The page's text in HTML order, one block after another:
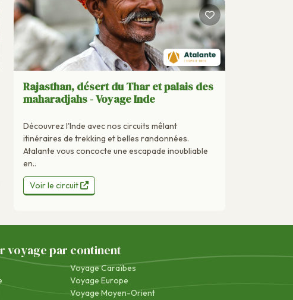
Rajasthan, désert du Thar et palais des
maharadjahs - Voyage Inde
Découvrez l'Inde avec nos circuits mêlant
itinéraires de trekking et belles randonnées.
Atalante vous concocte une escapade inoubliable
en..
Voir le circuit
voyage par continent
Voyage Caraïbes
Voyage Europe
Voyage Moyen-Orient